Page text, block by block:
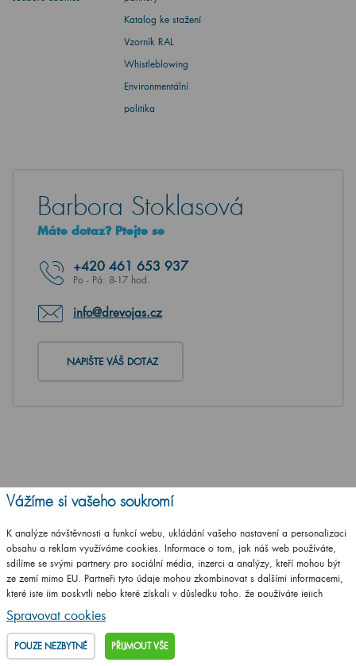
Katalog ke stažení
Vzorník RAL
Whistleblowing
Environmentální
politika
Barbora Stoklasová
Máte dotaz? Ptejte se
+420 461 653 937
Po - Pá: 8-17 hod.
info@drevojas.cz
NAPIŠTE VÁŠ DOTAZ
Vážíme si vašeho soukromí
K analýze návštěvnosti a funkcí webu, ukládání vašeho nastavení a personalizaci
obsahu a reklam využíváme cookies. Informace o tom, jak náš web používáte,
sdílíme se svými partnery pro sociální média, inzerci a analýzy, kteří mohou být
ze zemí mimo EU. Partneři tyto údaje mohou zkombinovat s dalšími informacemi,
které jste jim poskytli nebo které získali v důsledku toho, že používáte jejich
služby.
Podrobné informace
Spravovat cookies
POUZE NEZBYTNÉ PŘIJMOUT VŠE